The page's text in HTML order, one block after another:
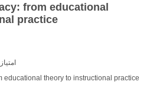
from educational
practice
امتیاز 5.00 (1 رای)
educational theory to instructional practice